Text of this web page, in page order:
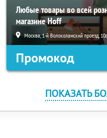
Любые товары во всей
магазине Hoff
Москва, 1-й Волоколамский проезд,
Промокод
ПОКАЗАТЬ